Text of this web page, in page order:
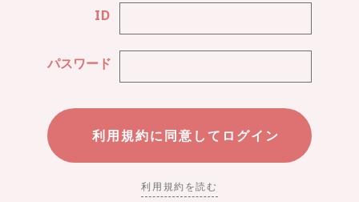
ID
パスワード
利用規約を読む